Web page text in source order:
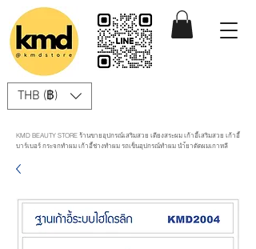
THB (฿)
KMD BEAUTY STORE ร้านขายอุปกรณ์เสริมสวย เตียงสระผม เก้าอี้เสริมสวย เก้าอี้
บาร์เบอร์ กระจกทำผม เก้าอี้ช่างทำผม รถเข็นอุปกรณ์ทำผม นำ้ยาดัดผมเกาหลี